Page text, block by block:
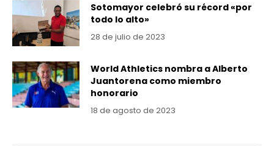
Sotomayor celebró su récord «por
todo lo alto»
28 de julio de 2023
World Athletics nombra a Alberto
Juantorena como miembro
honorario
18 de agosto de 2023